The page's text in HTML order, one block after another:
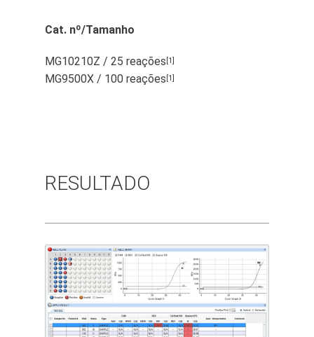
Cat. nº/Tamanho
MG10210Z / 25 reações [1]
MG9500X / 100 reações [1]
RESULTADO